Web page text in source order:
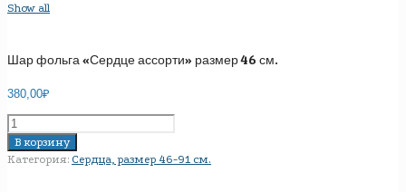
Show all
Шар фольга «Сердце ассорти» размер 46 см.
380,00₽
Количество
товара
Шар
В корзину
Категория: Сердца, размер 46-91 см.